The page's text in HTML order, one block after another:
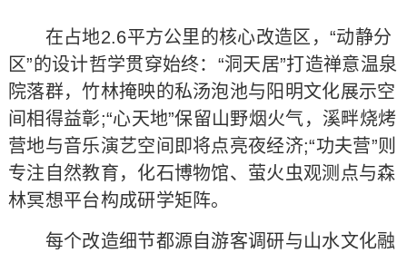
在占地2.6平方公里的核心改造区，“动静分
区”的设计哲学贯穿始终：“洞天居”打造禅意温泉
院落群，竹林掩映的私汤泡池与阳明文化展示空
间相得益彰;“心天地”保留山野烟火气，溪畔烧烤
营地与音乐演艺空间即将点亮夜经济;“功夫营”则
专注自然教育，化石博物馆、萤火虫观测点与森
林冥想平台构成研学矩阵。
每个改造细节都源自游客调研与山水文化融